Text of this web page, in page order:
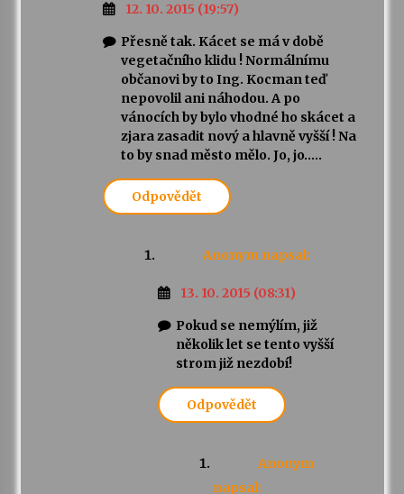
12. 10. 2015 (19:57)
Přesně tak. Kácet se má v době
vegetačního klidu ! Normálnímu
občanovi by to Ing. Kocman teď
nepovolil ani náhodou. A po
vánocích by bylo vhodné ho skácet a
zjara zasadit nový a hlavně vyšší ! Na
to by snad město mělo. Jo, jo…..
Odpovědět
Anonym napsal:
13. 10. 2015 (08:31)
Pokud se nemýlím, již
několik let se tento vyšší
strom již nezdobí!
Odpovědět
Anonym
napsal: